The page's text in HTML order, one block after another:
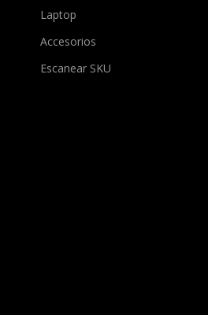
Laptop
Accesorios
Escanear SKU